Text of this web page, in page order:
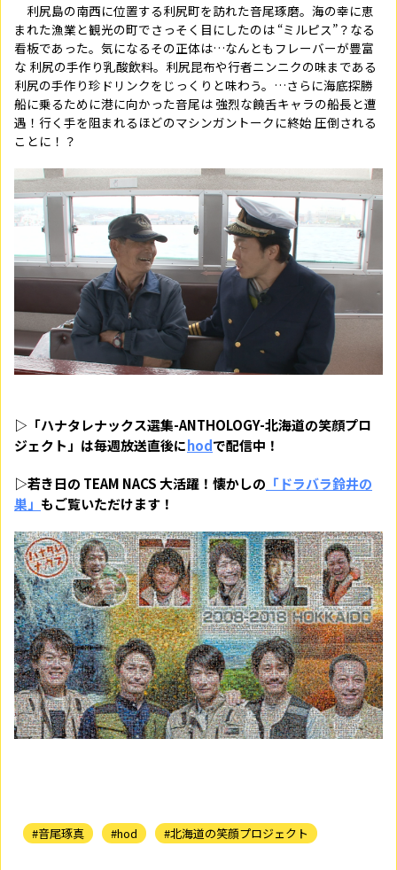
利尻島の南西に位置する利尻町を訪れた音尾琢磨。海の幸に恵
まれた漁業と観光の町でさっそく目にしたのは “ミルピス”？なる
看板であった。気になるその正体は…なんともフレーバーが豊富
な 利尻の手作り乳酸飲料。利尻昆布や行者ニンニクの味まである
利尻の手作り珍ドリンクをじっくりと味わう。…さらに海底探勝
船に乗るために港に向かった音尾は 強烈な饒舌キャラの船長と遭
遇！行く手を阻まれるほどのマシンガントークに終始 圧倒される
ことに！？
▷「ハナタレナックス選集-ANTHOLOGY-北海道の笑顔プロ
ジェクト」は毎週放送直後にhodで配信中！
▷若き日の TEAM NACS 大活躍！懐かしの 「ドラバラ鈴井の
巣 」 もご覧いただけます！
#音尾琢真 #hod #北海道の笑顔プロジェクト